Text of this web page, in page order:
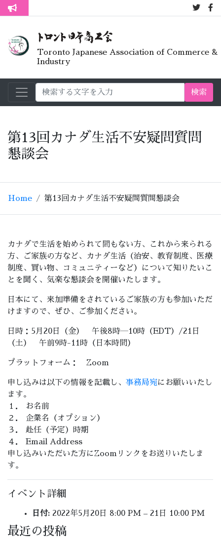
トロント生活不安疑問質問懇談会
7月オープン
Toronto Japanese Association of Commerce &
Industry
検索
第13回カナダ生活不安疑問質問
懇談会
Home 第13回カナダ生活不安疑問質問懇談会
カナダで生活を始められて間もない方、これから来られる
方、ご家族の方など、カナダ生活（治安、教育制度、医療
制度、買い物、コミュニティーなど）について知りたいこ
とを聞く、気楽な懇談会を開催いたします。
日本にて、来加準備をされているご家族の方も参加いただ
けますので、ぜひ、ご参加ください。
日時：5月20日（金） 午後8時―10時（EDT）/21日
（土） 午前9時-11時（日本時間）
プラットフォーム： Zoom
申し込みは以下の情報を記載し、 事務局宛にお願いいたし
ます。
１． お名前
２． 企業名（オプション）
３． 赴任（予定）時期
４． Email Address
申し込みいただいた方にZoomリンクをお送りいたしま
す。
イベント詳細
日付: 2022年5月20日 8:00 PM – 21日 10:00 PM
最近の投稿